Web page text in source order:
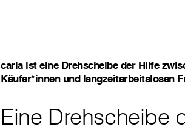
carla ist eine Drehscheibe der Hilfe
Käufer*innen und langzeitarbeitslosen
Eine Drehscheibe